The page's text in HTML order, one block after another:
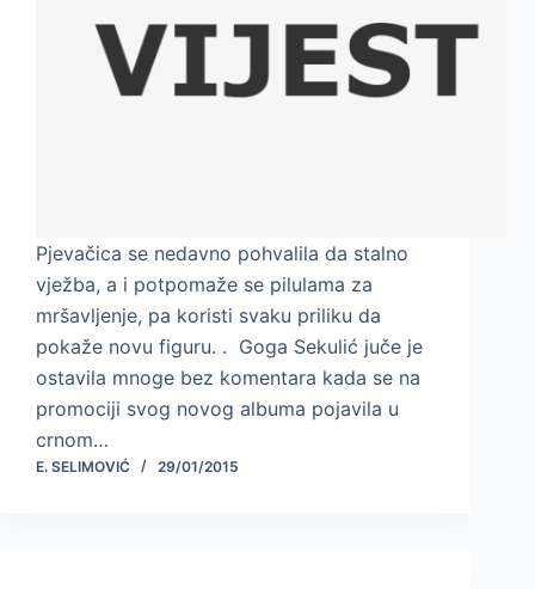
Pjevačica se nedavno pohvalila da stalno
vježba, a i potpomaže se pilulama za
mršavljenje, pa koristi svaku priliku da
pokaže novu figuru. . Goga Sekulić juče je
ostavila mnoge bez komentara kada se na
promociji svog novog albuma pojavila u
crnom…
E. SELIMOVIĆ 29/01/2015